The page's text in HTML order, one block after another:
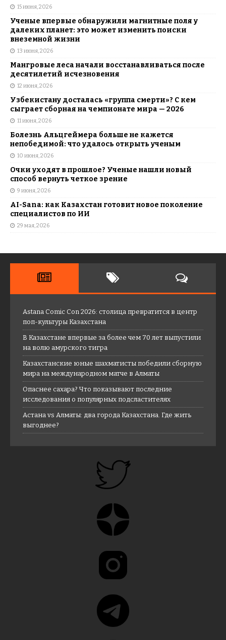
15 июня, 2026
Ученые впервые обнаружили магнитные поля у
далеких планет: это может изменить поиски
внеземной жизни
13 июня, 2026
Мангровые леса начали восстанавливаться после
десятилетий исчезновения
12 июня, 2026
Узбекистану досталась «группа смерти»? С кем
сыграет сборная на чемпионате мира — 2026
11 июня, 2026
Болезнь Альцгеймера больше не кажется
непобедимой: что удалось открыть ученым
10 июня, 2026
Очки уходят в прошлое? Ученые нашли новый
способ вернуть четкое зрение
9 июня, 2026
AI-Sana: как Казахстан готовит новое поколение
специалистов по ИИ
29 мая, 2026
Astana Comic Con 2026: столица превратится в центр
поп-культуры Казахстана
В Казахстане впервые за более чем 70 лет выпустили
на волю амурского тигра
Казахстанские юные шахматисты победили сборную
мира на международном матче в Алматы
Опаснее сахара? Что показывают последние
исследования о популярных подсластителях
Астана vs Алматы: два города Казахстана. Где жить
выгоднее?